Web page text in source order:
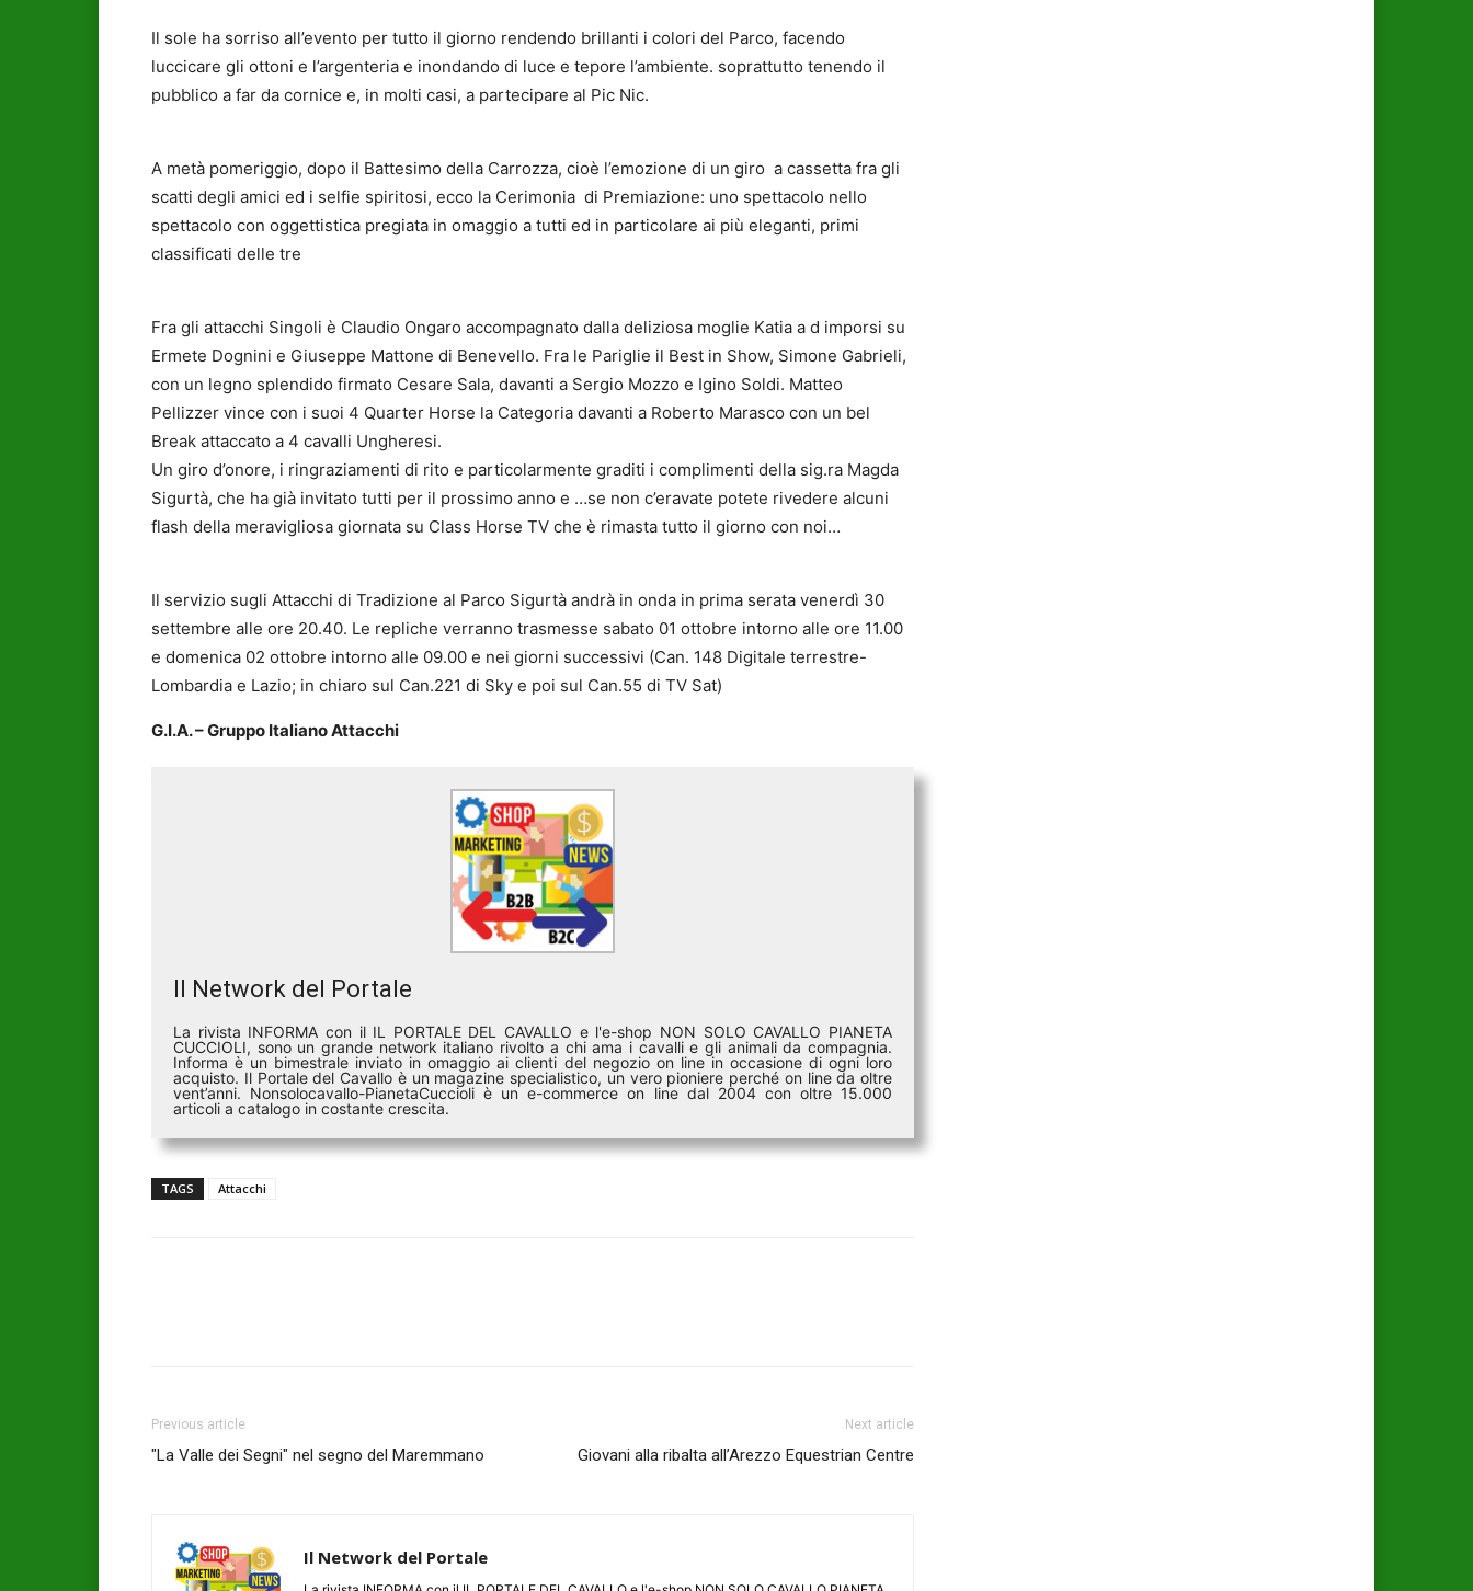
Il sole ha sorriso all’evento per tutto il giorno rendendo brillanti i colori del Parco, facendo
luccicare gli ottoni e l’argenteria e inondando di luce e tepore l’ambiente. soprattutto tenendo il
pubblico a far da cornice e, in molti casi, a partecipare al Pic Nic.
A metà pomeriggio, dopo il Battesimo della Carrozza, cioè l’emozione di un giro a cassetta fra gli
scatti degli amici ed i selfie spiritosi, ecco la Cerimonia di Premiazione: uno spettacolo nello
spettacolo con oggettistica pregiata in omaggio a tutti ed in particolare ai più eleganti, primi
classificati delle tre
Fra gli attacchi Singoli è Claudio Ongaro accompagnato dalla deliziosa moglie Katia a d imporsi su
Ermete Dognini e Giuseppe Mattone di Benevello. Fra le Pariglie il Best in Show, Simone Gabrieli,
con un legno splendido firmato Cesare Sala, davanti a Sergio Mozzo e Igino Soldi. Matteo
Pellizzer vince con i suoi 4 Quarter Horse la Categoria davanti a Roberto Marasco con un bel
Break attaccato a 4 cavalli Ungheresi.
Un giro d’onore, i ringraziamenti di rito e particolarmente graditi i complimenti della sig.ra Magda
Sigurtà, che ha già invitato tutti per il prossimo anno e …se non c’eravate potete rivedere alcuni
flash della meravigliosa giornata su Class Horse TV che è rimasta tutto il giorno con noi…
Il servizio sugli Attacchi di Tradizione al Parco Sigurtà andrà in onda in prima serata venerdì 30
settembre alle ore 20.40. Le repliche verranno trasmesse sabato 01 ottobre intorno alle ore 11.00
e domenica 02 ottobre intorno alle 09.00 e nei giorni successivi (Can. 148 Digitale terrestre-
Lombardia e Lazio; in chiaro sul Can.221 di Sky e poi sul Can.55 di TV Sat)
G.I.A. – Gruppo Italiano Attacchi
Il Network del Portale
La rivista INFORMA con il IL PORTALE DEL CAVALLO e l'e-shop NON SOLO CAVALLO PIANETA
CUCCIOLI, sono un grande network italiano rivolto a chi ama i cavalli e gli animali da compagnia.
Informa è un bimestrale inviato in omaggio ai clienti del negozio on line in occasione di ogni loro
acquisto. Il Portale del Cavallo è un magazine specialistico, un vero pioniere perché on line da oltre
vent’anni. Nonsolocavallo-PianetaCuccioli è un e-commerce on line dal 2004 con oltre 15.000
articoli a catalogo in costante crescita.
TAGS Attacchi
Previous article
"La Valle dei Segni" nel segno del Maremmano
Next article
Giovani alla ribalta all’Arezzo Equestrian Centre
Il Network del Portale